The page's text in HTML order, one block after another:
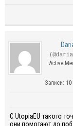
Active
Записи: 10
С UtopiaEU такого
они помогают до